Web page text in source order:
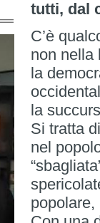
tutti, dal
C’è
non nella
la
la
Si tratta
nel